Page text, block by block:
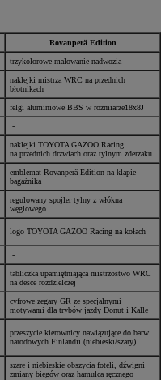
Rovanperä Edition
trzykolorowe malowanie nadwozia
naklejki mistrza WRC na przednich
błotnikach
felgi aluminiowe BBS w rozmiarze18x8J
-
naklejki TOYOTA GAZOO Racing
na przednich drzwiach oraz tylnym zderzaku
emblemat Rovanperä Edition na klapie
bagażnika
regulowany spojler tylny z włókna
węglowego
logo TOYOTA GAZOO Racing na kołach
-
tabliczka upamiętniająca mistrzostwo WRC
na desce rozdzielczej
cyfrowe zegary GR ze specjalnymi
motywami dla trybów jazdy Donut i Kalle
przeszycie kierownicy nawiązujące do barw
narodowych Finlandii (niebieski/szary)
szare i niebieskie obszycia foteli, dźwigni
zmiany biegów oraz hamulca ręcznego